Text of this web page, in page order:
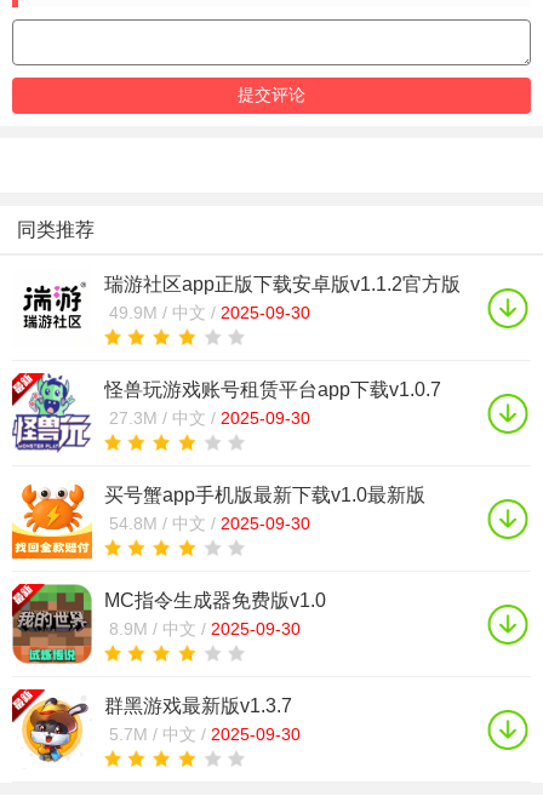
同类推荐
瑞游社区app正版下载安卓版v1.1.2官方版
49.9M / 中文 / 2025-09-30
怪兽玩游戏账号租赁平台app下载v1.0.7
27.3M / 中文 / 2025-09-30
买号蟹app手机版最新下载v1.0最新版
54.8M / 中文 / 2025-09-30
MC指令生成器免费版v1.0
8.9M / 中文 / 2025-09-30
群黑游戏最新版v1.3.7
5.7M / 中文 / 2025-09-30